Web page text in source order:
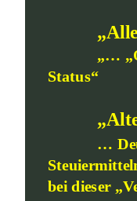
„…
Status“
…
bei dieser